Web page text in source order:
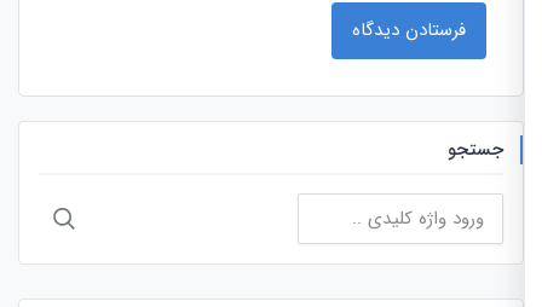
جستجو
جستجو
برای: